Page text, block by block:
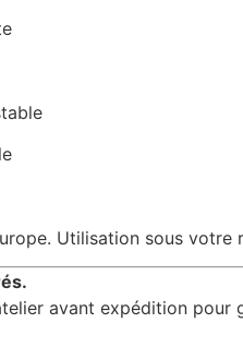
Utilisation sous votre
avant expédition pour